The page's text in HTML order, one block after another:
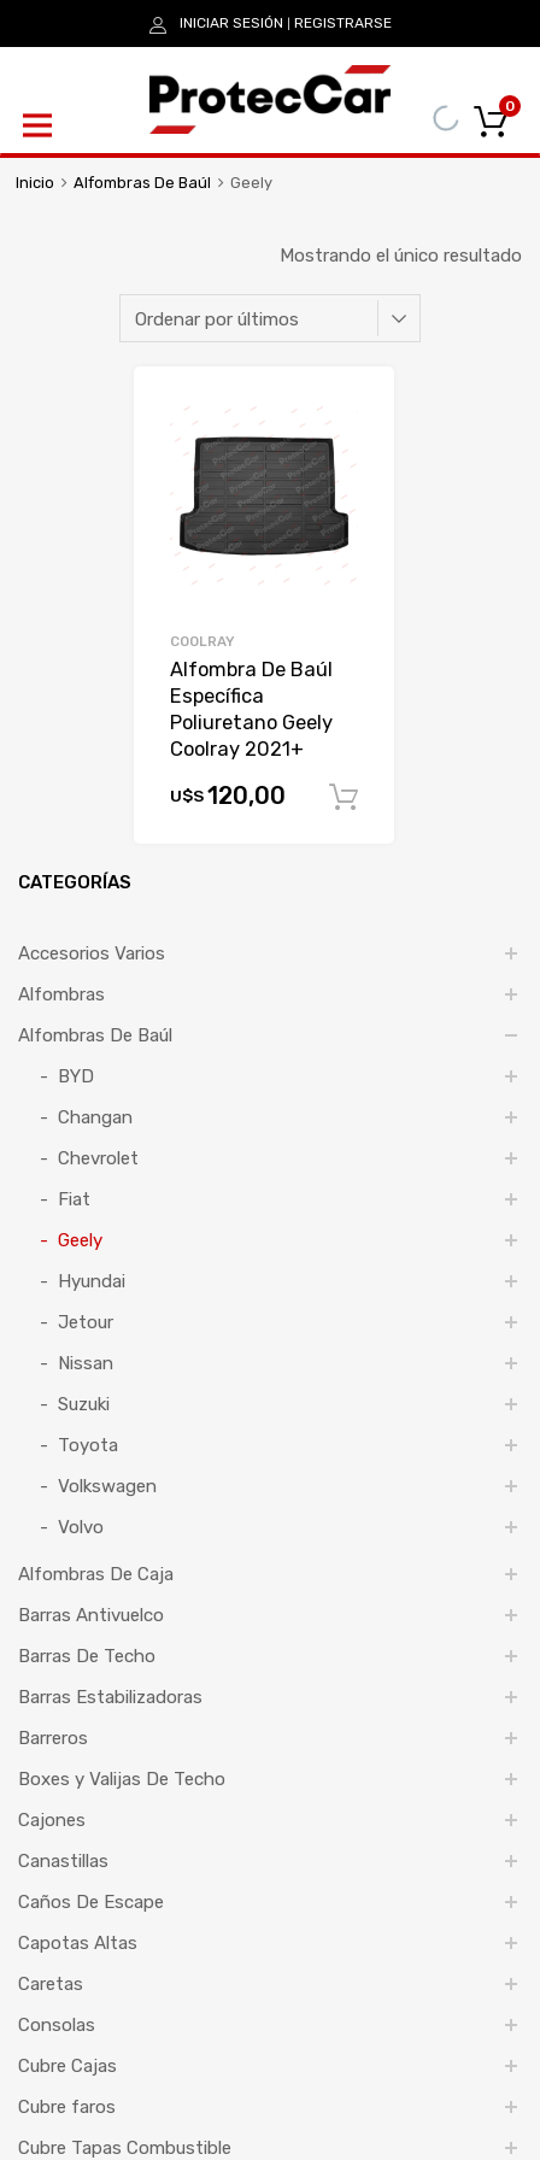
INICIAR SESIÓN REGISTRARSE
0
Inicio Alfombras De Baúl Geely
Mostrando el único resultado
COOLRAY
Alfombra De Baúl
Específica
Poliuretano Geely
Coolray 2021+
U$S120,00
CATEGORÍAS
Accesorios Varios
Alfombras
Alfombras De Baúl
BYD
Changan
Chevrolet
Fiat
Geely
Hyundai
Jetour
Nissan
Suzuki
Toyota
Volkswagen
Volvo
Alfombras De Caja
Barras Antivuelco
Barras De Techo
Barras Estabilizadoras
Barreros
Boxes y Valijas De Techo
Cajones
Canastillas
Caños De Escape
Capotas Altas
Caretas
Consolas
Cubre Cajas
Cubre faros
Cubre Tapas Combustible